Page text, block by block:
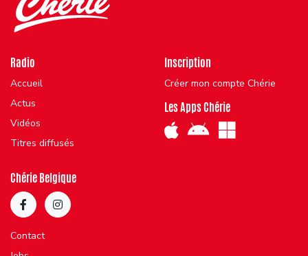
Radio
Accueil
Actus
Vidéos
Titres diffusés
Inscription
Créer mon compte Chérie
Les Apps Chérie
Chérie Belgique
Contact